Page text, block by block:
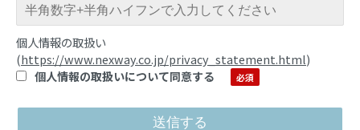
個人情報の取扱い
(https://www.nexway.co.jp/privacy_statement.html)
個人情報の取扱いについて同意する